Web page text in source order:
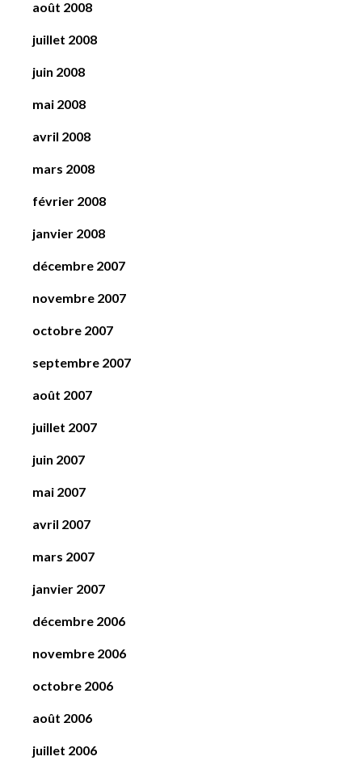
août 2008
juillet 2008
juin 2008
mai 2008
avril 2008
mars 2008
février 2008
janvier 2008
décembre 2007
novembre 2007
octobre 2007
septembre 2007
août 2007
juillet 2007
juin 2007
mai 2007
avril 2007
mars 2007
janvier 2007
décembre 2006
novembre 2006
octobre 2006
août 2006
juillet 2006